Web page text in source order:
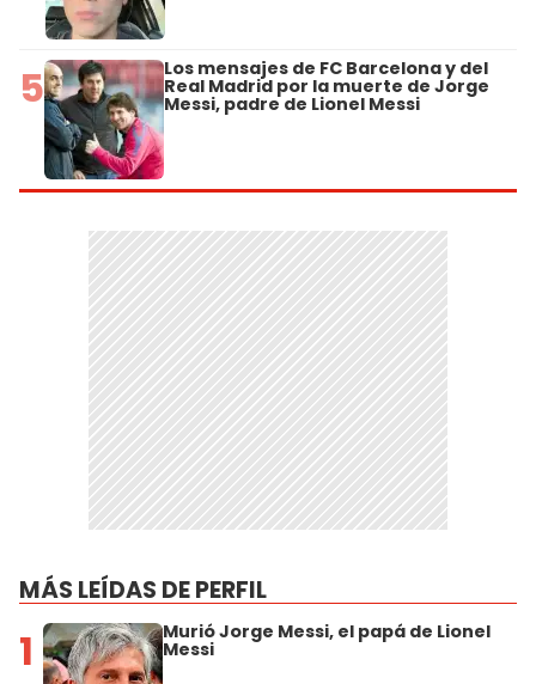
5 Los mensajes de FC Barcelona y del
Real Madrid por la muerte de Jorge
Messi, padre de Lionel Messi
MÁS LEÍDAS DE PERFIL
1 Murió Jorge Messi, el papá de Lionel
Messi